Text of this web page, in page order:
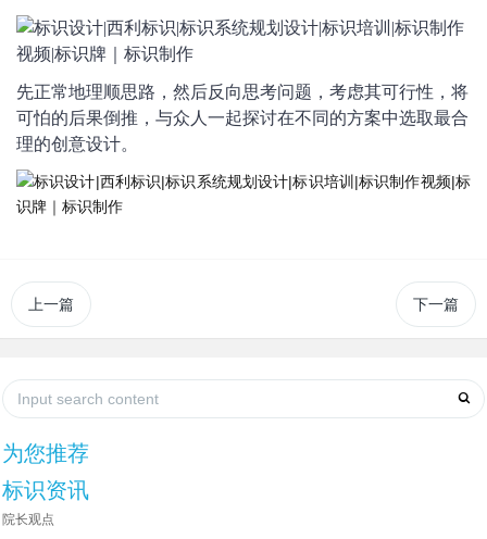
先正常地理顺思路，然后反向思考问题，考虑其可行性，将
可怕的后果倒推，与众人一起探讨在不同的方案中选取最合
理的创意设计。
上一篇 下一篇
为您推荐
标识资讯
院长观点